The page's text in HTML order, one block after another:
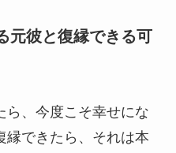
元彼と復縁できる可
ら、今度こそ幸せにな
縁できたら、それは本